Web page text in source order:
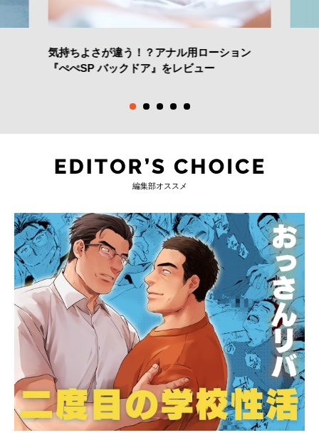
気持ちよさが違う！？アナル用ローション
『ぺぺSP バックドア』をレビュー
編集部オススメ